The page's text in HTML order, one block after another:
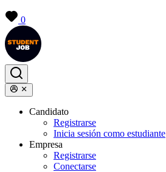
0
Candidato
Registrarse
Inicia sesión como estudiante
Empresa
Registrarse
Conectarse